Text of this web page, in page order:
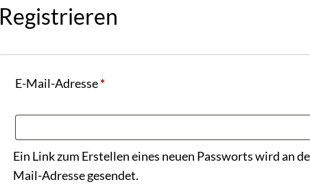
Registrieren
E-Mail-Adresse*
Ein Link zum Erstellen eines neuen Passworts wird an
Mail-Adresse gesendet.